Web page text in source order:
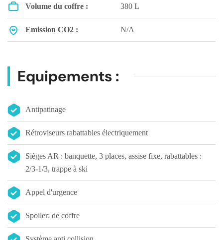
Volume du coffre : 380 L
Emission CO2 : N/A
Equipements :
Antipatinage
Rétroviseurs rabattables électriquement
Sièges AR : banquette, 3 places, assise fixe, rabattables :
2/3-1/3, trappe à ski
Appel d'urgence
Spoiler: de coffre